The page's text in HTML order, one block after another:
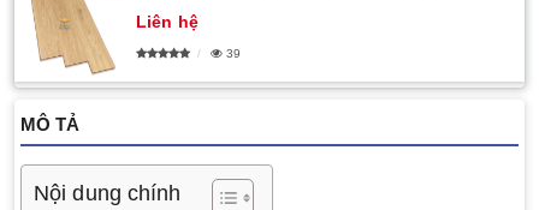
Liên hệ
39
MÔ TẢ
Nội dung chính